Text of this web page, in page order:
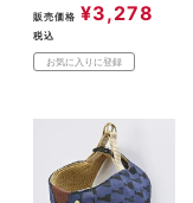
販売価格 ¥3,278
税込
お気に入りに登録